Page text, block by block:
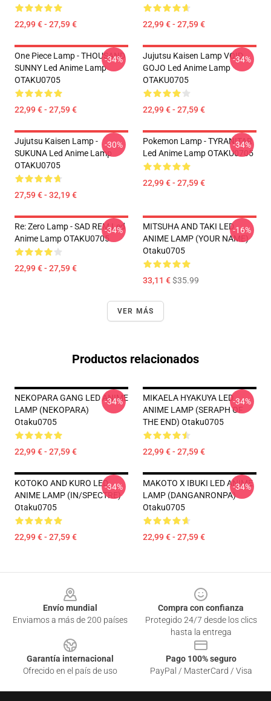
22,99 € - 27,59 € 22,99 € - 27,59 €
One Piece Lamp - THOUSAND
SUNNY Led Anime Lamp
OTAKU0705
22,99 € - 27,59 €
-34%
Jujutsu Kaisen Lamp VOID
GOJO Led Anime Lamp
OTAKU0705
22,99 € - 27,59 €
-34%
Jujutsu Kaisen Lamp -
SUKUNA Led Anime Lamp
OTAKU0705
27,59 € - 32,19 €
-30%
Pokemon Lamp - TYRANITAR
Led Anime Lamp OTAKU0705
22,99 € - 27,59 €
-34%
Re: Zero Lamp - SAD REM Led
Anime Lamp OTAKU0705
22,99 € - 27,59 €
-34%
MITSUHA AND TAKI LED
ANIME LAMP (YOUR NAME)
Otaku0705
33,11 €$35.99
-16%
VER MÁS
Productos relacionados
NEKOPARA GANG LED ANIME
LAMP (NEKOPARA)
Otaku0705
22,99 € - 27,59 €
-34%
MIKAELA HYAKUYA LED
ANIME LAMP (SERAPH OF
THE END) Otaku0705
22,99 € - 27,59 €
-34%
KOTOKO AND KURO LED
ANIME LAMP (IN/SPECTRE)
Otaku0705
22,99 € - 27,59 €
-34%
MAKOTO X IBUKI LED ANIME
LAMP (DANGANRONPA)
Otaku0705
22,99 € - 27,59 €
-34%
Envío mundial
Enviamos a más de 200 países
Compra con confianza
Protegido 24/7 desde los clics
hasta la entrega
Garantía internacional
Ofrecido en el país de uso
Pago 100% seguro
PayPal / MasterCard / Visa